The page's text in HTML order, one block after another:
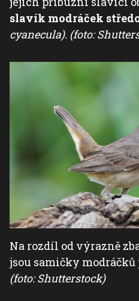
slavík modráček
cyanecula). (foto:
Na rozdíl od výrazně
jsou samičky modráčků
(foto: Shutterstock)